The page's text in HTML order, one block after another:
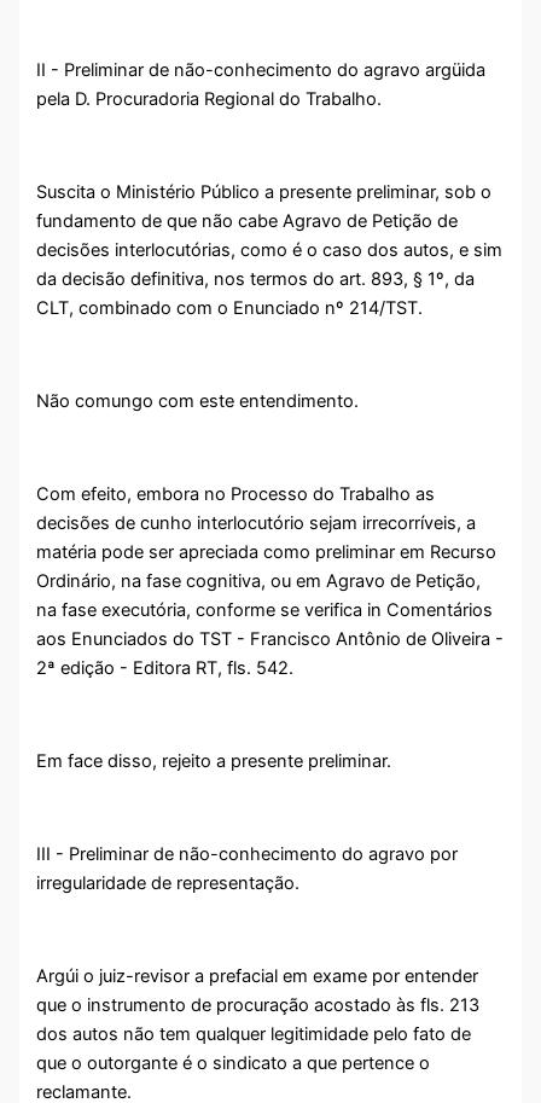
II - Preliminar de não-conhecimento do agravo argüida
pela D. Procuradoria Regional do Trabalho.
Suscita o Ministério Público a presente preliminar, sob o
fundamento de que não cabe Agravo de Petição de
decisões interlocutórias, como é o caso dos autos, e sim
da decisão definitiva, nos termos do art. 893, § 1º, da
CLT, combinado com o Enunciado nº 214/TST.
Não comungo com este entendimento.
Com efeito, embora no Processo do Trabalho as
decisões de cunho interlocutório sejam irrecorríveis, a
matéria pode ser apreciada como preliminar em Recurso
Ordinário, na fase cognitiva, ou em Agravo de Petição,
na fase executória, conforme se verifica in Comentários
aos Enunciados do TST - Francisco Antônio de Oliveira -
2ª edição - Editora RT, fls. 542.
Em face disso, rejeito a presente preliminar.
III - Preliminar de não-conhecimento do agravo por
irregularidade de representação.
Argúi o juiz-revisor a prefacial em exame por entender
que o instrumento de procuração acostado às fls. 213
dos autos não tem qualquer legitimidade pelo fato de
que o outorgante é o sindicato a que pertence o
reclamante.